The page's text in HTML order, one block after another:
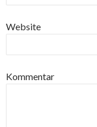
Website
Kommentar